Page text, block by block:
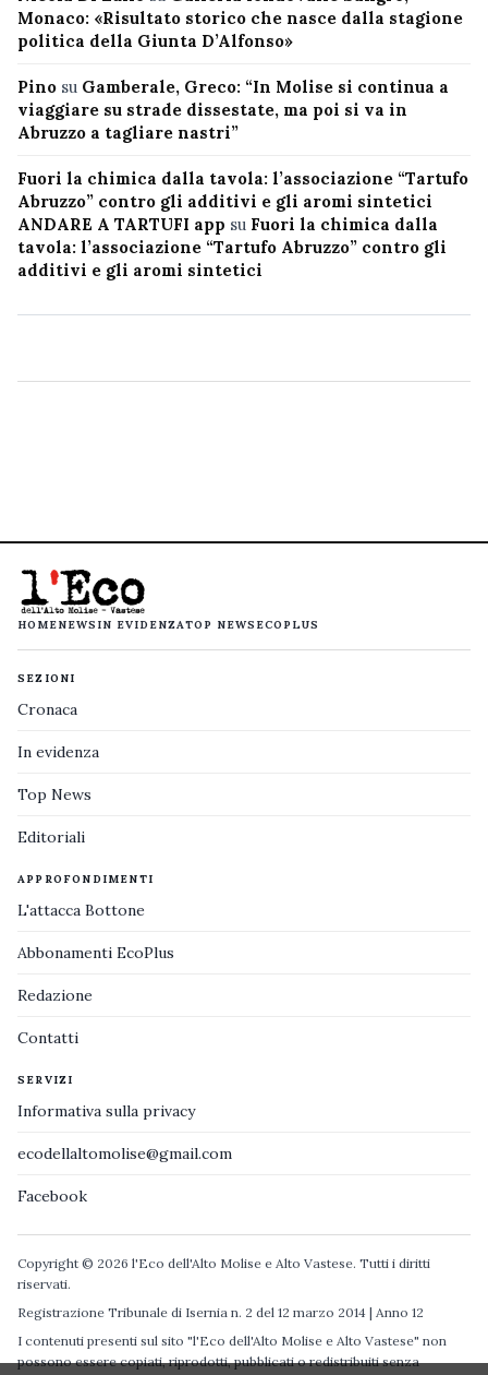
Monaco: «Risultato storico che nasce dalla stagione
politica della Giunta D’Alfonso»
Pino su Gamberale, Greco: “In Molise si continua a
viaggiare su strade dissestate, ma poi si va in
Abruzzo a tagliare nastri”
Fuori la chimica dalla tavola: l’associazione “Tartufo
Abruzzo” contro gli additivi e gli aromi sintetici
ANDARE A TARTUFI app su Fuori la chimica dalla
tavola: l’associazione “Tartufo Abruzzo” contro gli
additivi e gli aromi sintetici
HOMENEWS IN EVIDENZATOP NEWS ECOPLUS
SEZIONI
Cronaca
In evidenza
Top News
Editoriali
APPROFONDIMENTI
L'attacca Bottone
Abbonamenti EcoPlus
Redazione
Contatti
SERVIZI
Informativa sulla privacy
ecodellaltomolise@gmail.com
Facebook
Copyright © 2026 l'Eco dell'Alto Molise e Alto Vastese. Tutti i diritti
riservati.
Registrazione Tribunale di Isernia n. 2 del 12 marzo 2014 | Anno 12
I contenuti presenti sul sito "l'Eco dell'Alto Molise e Alto Vastese" non
possono essere copiati, riprodotti, pubblicati o redistribuiti senza